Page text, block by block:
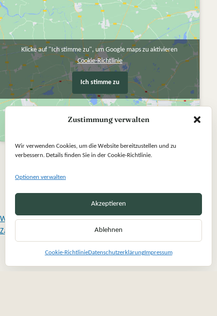
Zustimmung verwalten
Wir verwenden Cookies, um die Website bereitzustellen und zu
verbessern. Details finden Sie in der Cookie-Richtlinie.
Optionen verwalten
Akzeptieren
Ablehnen
Cookie-RichtlinieDatenschutzerklärungImpressum
Klicke auf "Ich stimme zu", um Google maps zu aktivieren
Cookie-Richtlinie
Ich stimme zu
Widerrufsbelehrung
Zahlung und Versand
Vertrag widerrufen